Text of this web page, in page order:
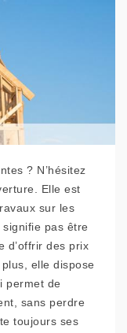
? N’hésitez
Elle est
sur les
pas être
d’offrir des prix
elle dispose
permet de
sans perdre
toujours ses